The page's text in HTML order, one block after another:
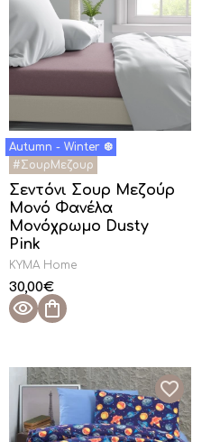
Σεντόνι Σουρ Μεζούρ
Μονό Φανέλα
Μονόχρωμο Dusty
Pink
KYMA Home
30,00€